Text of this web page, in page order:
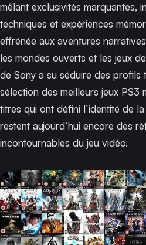
mêlant exclusivités marquantes,
techniques et expériences
effrénée aux aventures
les mondes ouverts et les jeux
de Sony a su séduire des profils
sélection des meilleurs jeux PS3
titres qui ont défini l’identité de
restent aujourd’hui encore des
incontournables du jeu vidéo.